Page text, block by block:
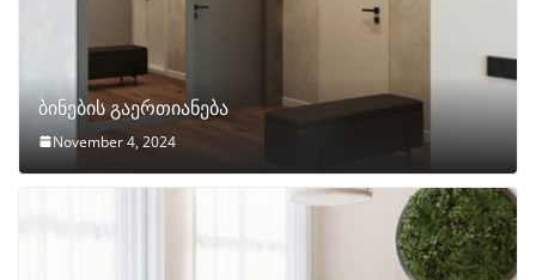
ბინების გაერთიანება
November 4, 2024